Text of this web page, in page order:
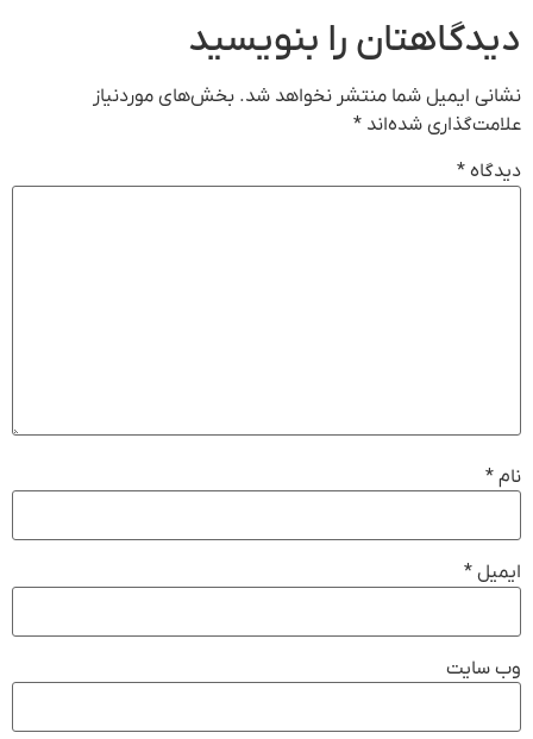
دیدگاهتان را بنویسید
نشانی ایمیل شما منتشر نخواهد شد. بخش‌های موردنیاز
علامت‌گذاری شده‌اند *
دیدگاه *
نام *
ایمیل *
وب‌ سایت